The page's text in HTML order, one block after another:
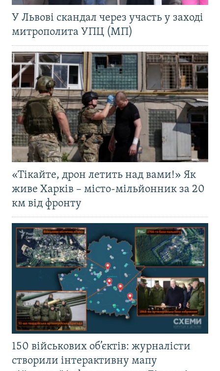
У Львові скандал через участь у заході
митрополита УПЦ (МП)
«Тікайте, дрон летить над вами!» Як
живе Харків – місто-мільйонник за 20
км від фронту
150 військових об’єктів: журналісти
створили інтерактивну мапу